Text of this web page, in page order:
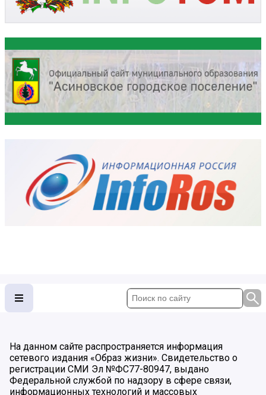
На данном сайте распространяется информация
сетевого издания «Образ жизни». Свидетельство о
регистрации СМИ Эл №ФС77-80947, выдано
Федеральной службой по надзору в сфере связи,
информационных технологий и массовых